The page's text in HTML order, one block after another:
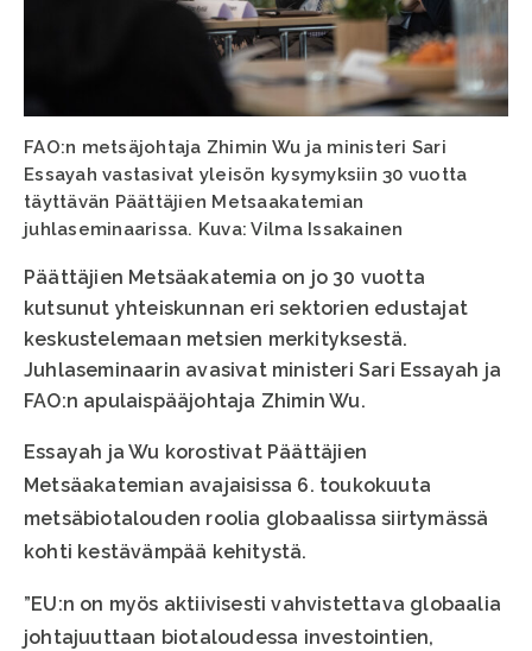
FAO:n metsäjohtaja Zhimin Wu ja ministeri Sari
Essayah vastasivat yleisön kysymyksiin 30 vuotta
täyttävän Päättäjien Metsaakatemian
juhlaseminaarissa. Kuva: Vilma Issakainen
Päättäjien Metsäakatemia on jo 30 vuotta
kutsunut yhteiskunnan eri sektorien edustajat
keskustelemaan metsien merkityksestä.
Juhlaseminaarin avasivat ministeri Sari Essayah ja
FAO:n apulaispääjohtaja Zhimin Wu.
Essayah ja Wu korostivat Päättäjien
Metsäakatemian avajaisissa 6. toukokuuta
metsäbiotalouden roolia globaalissa siirtymässä
kohti kestävämpää kehitystä.
”EU:n on myös aktiivisesti vahvistettava globaalia
johtajuuttaan biotaloudessa investointien,